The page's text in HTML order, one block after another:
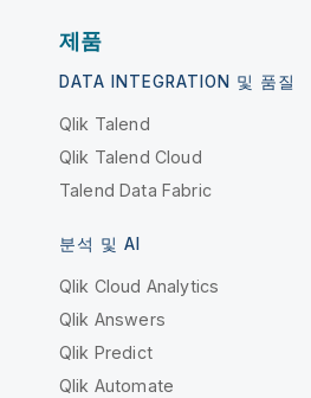
제품
DATA INTEGRATION 및 품질
Qlik Talend
Qlik Talend Cloud
Talend Data Fabric
분석 및 AI
Qlik Cloud Analytics
Qlik Answers
Qlik Predict
Qlik Automate